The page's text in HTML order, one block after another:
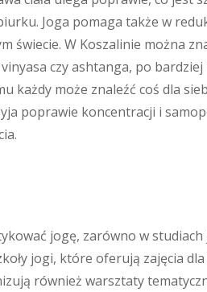
Joga pomaga także w
świecie. W Koszalinie można
czy ashtanga, po
każdy może znaleźć coś dla
poprawie koncentracji i
jogę, zarówno w studiach
jogi, które oferują zajęcia
również warsztaty